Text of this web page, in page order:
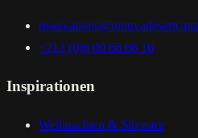
+212 (0)6 00 66 66 16
Inspirationen
Weihnachten & Silvester